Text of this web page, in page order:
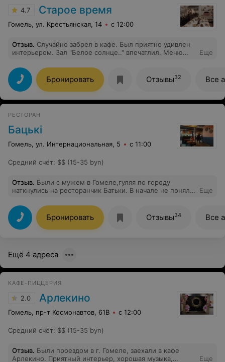
4.7 Старое время
Гомель, ул. Крестьянская, 14 с 12:00
Отзыв. Случайно забрел в кафе. Был приятно удивлен
интерьером. Зал "Белое солнце.." впечатлил. Меню
кухня.
Еще
Бронировать Отзывы32 Все
РЕСТОРАН
Бацькi
Гомель, ул. Интернациональная, 5 с 11:00
Средний счёт: $$ (15-35 byn)
Отзыв. Были с мужем в Гомеле,гуляя по городу
наткнулись на ресторанчик Батьки. В начале не поняли
были приятно удивлены) вежливый
персонал,разнообразие блюд,а вкусно то как...
ммм....))) и цены радуют! спасибо Гомелю за чудесное
местечко,остались довольные и сытые.
Еще
Бронировать Отзывы34 Все
Ещё 4 адреса
КАФЕ-ПИЦЦЕРИЯ
2.0 Арлекино
Гомель, пр-т Космонавтов, 61В с 12:00
Средний счёт: $$ (15-35 byn)
Отзыв. Были проездом в г. Гомеле, заехали в кафе
Арлекино. Приятный интерьер, хорошая музыка,
Еще